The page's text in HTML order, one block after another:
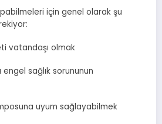
için genel olarak şu
vatandaşı olmak
sağlık sorununun
uyum sağlayabilmek